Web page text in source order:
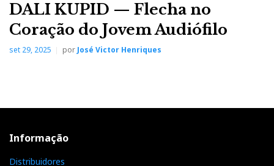
DALI KUPID — Flecha no
Coração do Jovem Audiófilo
set 29, 2025 porJosé Victor Henriques
Informação
Distribuidores